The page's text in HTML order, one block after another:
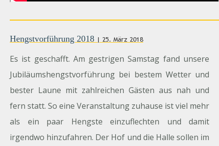
Hengstvorführung 2018 | 25. März 2018
Es ist geschafft. Am gestrigen Samstag fand unsere
Jubiläumshengstvorführung bei bestem Wetter und
bester Laune mit zahlreichen Gästen aus nah und
fern statt. So eine Veranstaltung zuhause ist viel mehr
als ein paar Hengste einzuflechten und damit
irgendwo hinzufahren. Der Hof und die Halle sollen im